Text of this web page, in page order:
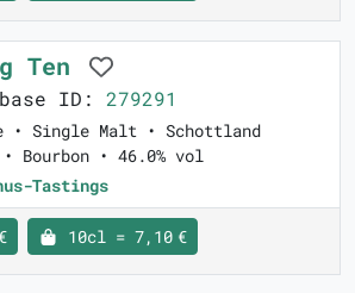
Ten
ID: 279291
• Single Malt • Schottland
Bourbon • 46.0% vol
Tastings
10cl = 7,10 €